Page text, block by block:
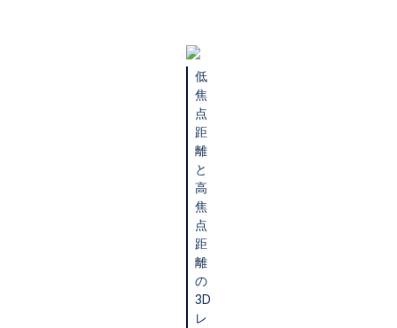
低
焦
点
距
離
と
高
焦
点
距
離
の
3D
レ